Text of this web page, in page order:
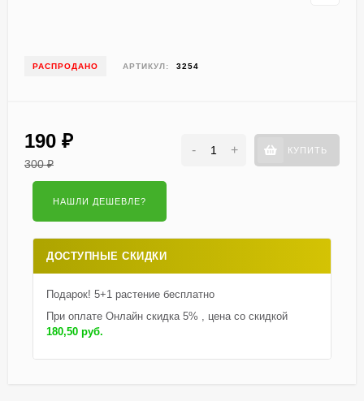
РАСПРОДАНО АРТИКУЛ: 3254
190 ₽
300₽
- + КУПИТЬ
ДОСТУПНЫЕ СКИДКИ
Подарок! 5+1 растение бесплатно
При оплате Онлайн скидка 5% , цена со скидкой
180,50 руб.